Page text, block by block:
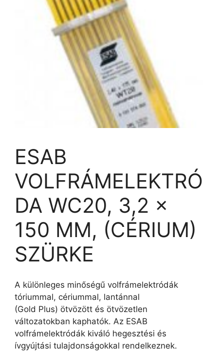
ESAB
VOLFRÁMELEKTRÓ
DA WC20, 3,2 ×
150 MM, (CÉRIUM)
SZÜRKE
A különleges minőségű volfrámelektródák
tóriummal, cériummal, lantánnal
(Gold Plus) ötvözött és ötvözetlen
változatokban kaphatók. Az ESAB
volfrámelektródák kiváló hegesztési és
ívgyújtási tulajdonságokkal rendelkeznek.